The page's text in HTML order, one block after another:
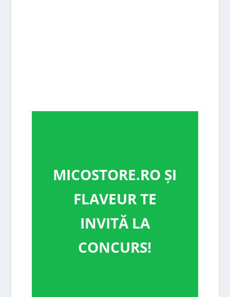
MICOSTORE.RO ȘI
FLAVEUR TE
INVITĂ LA
CONCURS!